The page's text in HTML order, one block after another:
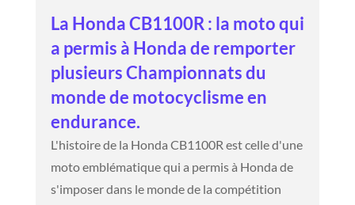
La Honda CB1100R : la moto qui
a permis à Honda de remporter
plusieurs Championnats du
monde de motocyclisme en
endurance.
L'histoire de la Honda CB1100R est celle d'une
moto emblématique qui a permis à Honda de
s'imposer dans le monde de la compétition